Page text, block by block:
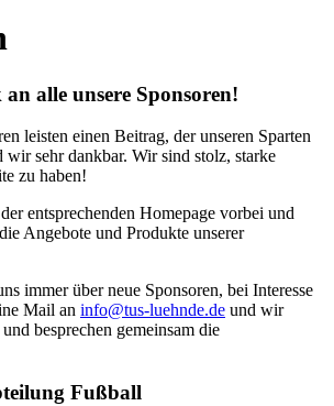
alle unsere Sponsoren!
leisten einen Beitrag, der unseren Sparten
sehr dankbar. Wir sind stolz, starke
zu haben!
entsprechenden Homepage vorbei und
Angebote und Produkte unserer
immer über neue Sponsoren, bei Interesse
Mail an info@tus-luehnde.de und wir
besprechen gemeinsam die
Fußball